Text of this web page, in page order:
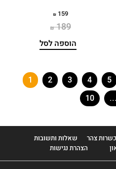
159
189
הוספה לסל
1 2 3 4 5
10
צהר
שאלות ותשובות
הצהרת נגישות